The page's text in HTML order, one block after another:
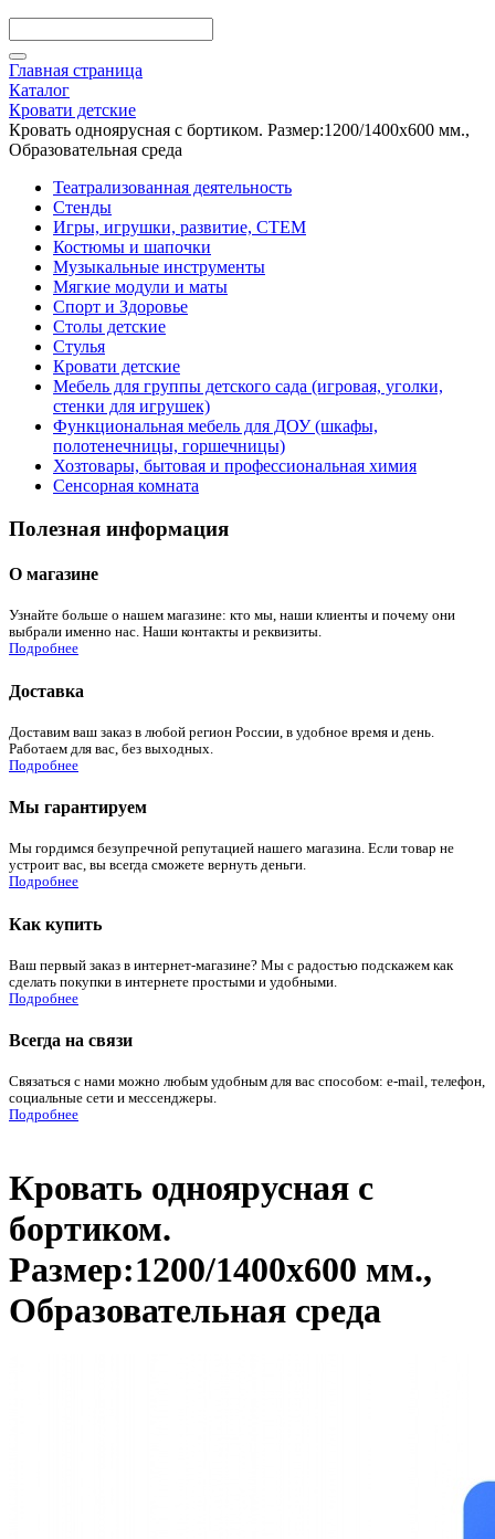
Главная страница
Каталог
Кровати детские
Кровать одноярусная с бортиком. Размер:1200/1400х600 мм.,
Образовательная среда
Театрализованная деятельность
Стенды
Игры, игрушки, развитие, СТЕМ
Костюмы и шапочки
Музыкальные инструменты
Мягкие модули и маты
Спорт и Здоровье
Столы детские
Стулья
Кровати детские
Мебель для группы детского сада (игровая, уголки,
стенки для игрушек)
Функциональная мебель для ДОУ (шкафы,
полотенечницы, горшечницы)
Хозтовары, бытовая и профессиональная химия
Сенсорная комната
Полезная информация
О магазине
Узнайте больше о нашем магазине: кто мы, наши клиенты и почему они
выбрали именно нас. Наши контакты и реквизиты.
Подробнее
Доставка
Доставим ваш заказ в любой регион России, в удобное время и день.
Работаем для вас, без выходных.
Подробнее
Мы гарантируем
Мы гордимся безупречной репутацией нашего магазина. Если товар не
устроит вас, вы всегда сможете вернуть деньги.
Подробнее
Как купить
Ваш первый заказ в интернет-магазине? Мы с радостью подскажем как
сделать покупки в интернете простыми и удобными.
Подробнее
Всегда на связи
Связаться с нами можно любым удобным для вас способом: e-mail, телефон,
социальные сети и мессенджеры.
Подробнее
Кровать одноярусная с
бортиком.
Размер:1200/1400х600 мм.,
Образовательная среда